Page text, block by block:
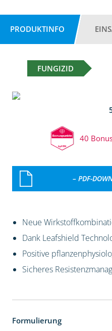
PRODUKTINFO
FUNGIZID
40
– PDF-
Neue
Dank Leafshield
Positive
Sicheres
Formulierung